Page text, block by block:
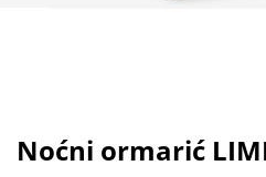
Noćni ormarić